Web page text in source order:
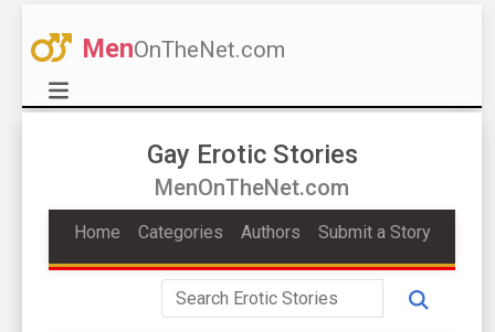
MenOnTheNet.com
Gay Erotic Stories
MenOnTheNet.com
Home Categories Authors Submit a Story